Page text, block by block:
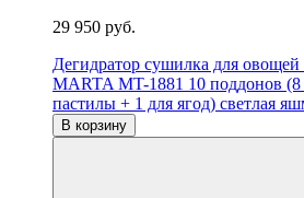
29 950 руб.
Дегидратор сушилка для овощей
MARTA MT-1881 10 поддонов
пастилы + 1 для ягод) светлая
В корзину